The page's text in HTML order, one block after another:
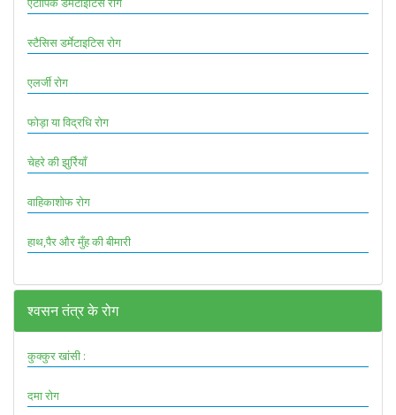
स्टैसिस डर्मेटाइटिस रोग
एलर्जी रोग
फोड़ा या विद्रधि रोग
चेहरे की झुर्रियाँ
वाहिकाशोफ रोग
हाथ,पैर और मुँह की बीमारी
श्वसन तंत्र के रोग
कुक्कुर खांसी :
दमा रोग